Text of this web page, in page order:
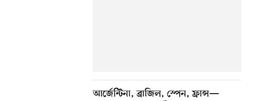
আর্জেন্টিনা, ব্রাজিল, স্পেন, ফ্রান্স—